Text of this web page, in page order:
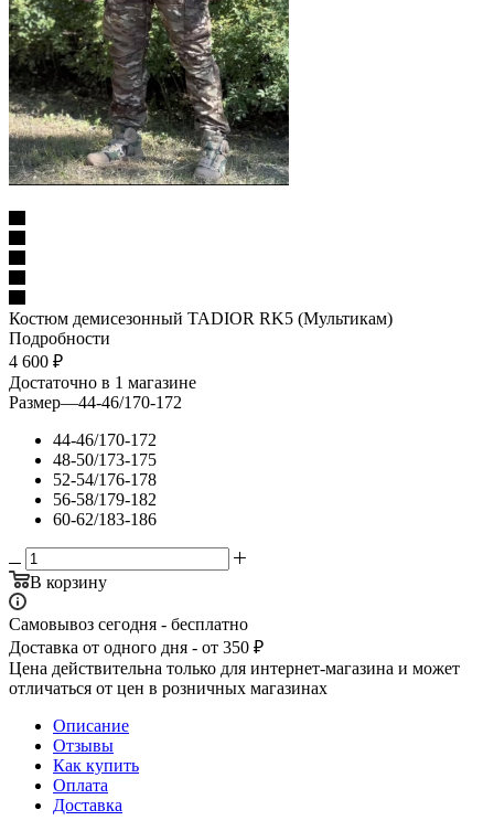
Костюм демисезонный TADIOR RK5 (Мультикам)
Подробности
4 600 ₽
Достаточно в 1 магазине
Размер—44-46/170-172
44-46/170-172
48-50/173-175
52-54/176-178
56-58/179-182
60-62/183-186
В корзину
Самовывоз сегодня - бесплатно
Доставка от одного дня - от 350 ₽
Цена действительна только для интернет-магазина и может
отличаться от цен в розничных магазинах
Описание
Отзывы
Как купить
Оплата
Доставка